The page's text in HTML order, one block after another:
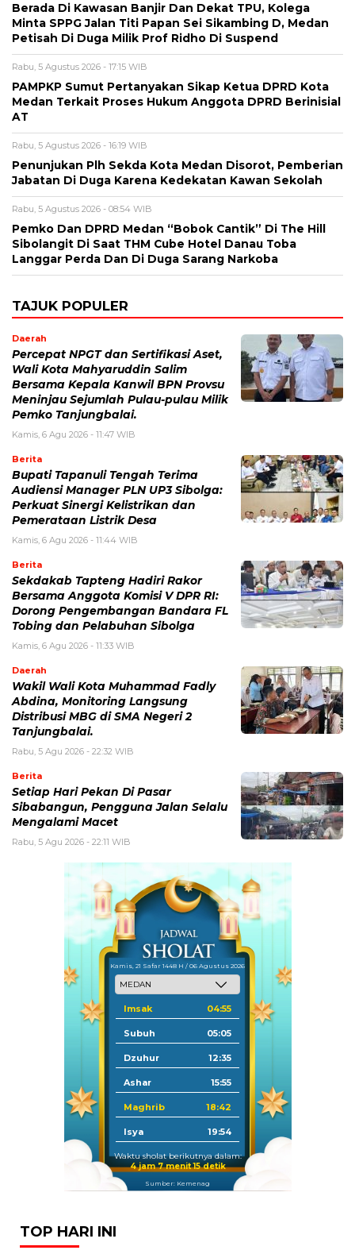
Berada Di Kawasan Banjir Dan Dekat TPU, Kolega
Minta SPPG Jalan Titi Papan Sei Sikambing D, Medan
Petisah Di Duga Milik Prof Ridho Di Suspend
Rabu, 5 Agustus 2026 - 17:15 WIB
PAMPKP Sumut Pertanyakan Sikap Ketua DPRD Kota
Medan Terkait Proses Hukum Anggota DPRD Berinisial
AT
Rabu, 5 Agustus 2026 - 16:19 WIB
Penunjukan Plh Sekda Kota Medan Disorot, Pemberian
Jabatan Di Duga Karena Kedekatan Kawan Sekolah
Rabu, 5 Agustus 2026 - 08:54 WIB
Pemko Dan DPRD Medan “Bobok Cantik” Di The Hill
Sibolangit Di Saat THM Cube Hotel Danau Toba
Langgar Perda Dan Di Duga Sarang Narkoba
TAJUK POPULER
Daerah
Percepat NPGT dan Sertifikasi Aset,
Wali Kota Mahyaruddin Salim
Bersama Kepala Kanwil BPN Provsu
Meninjau Sejumlah Pulau-pulau Milik
Pemko Tanjungbalai.
Kamis, 6 Agu 2026 - 11:47 WIB
Berita
Bupati Tapanuli Tengah Terima
Audiensi Manager PLN UP3 Sibolga:
Perkuat Sinergi Kelistrikan dan
Pemerataan Listrik Desa
Kamis, 6 Agu 2026 - 11:44 WIB
Berita
Sekdakab Tapteng Hadiri Rakor
Bersama Anggota Komisi V DPR RI:
Dorong Pengembangan Bandara FL
Tobing dan Pelabuhan Sibolga
Kamis, 6 Agu 2026 - 11:33 WIB
Daerah
Wakil Wali Kota Muhammad Fadly
Abdina, Monitoring Langsung
Distribusi MBG di SMA Negeri 2
Tanjungbalai.
Rabu, 5 Agu 2026 - 22:32 WIB
Berita
Setiap Hari Pekan Di Pasar
Sibabangun, Pengguna Jalan Selalu
Mengalami Macet
Rabu, 5 Agu 2026 - 22:11 WIB
Kamis, 21 Safar 1448 H / 06 Agustus 2026
Imsak 04:55
Subuh 05:05
Dzuhur 12:35
Ashar 15:55
Maghrib 18:42
Isya 19:54
Waktu sholat berikutnya dalam:
4 jam 7 menit 14 detik
Sumber: Kemenag
TOP HARI INI